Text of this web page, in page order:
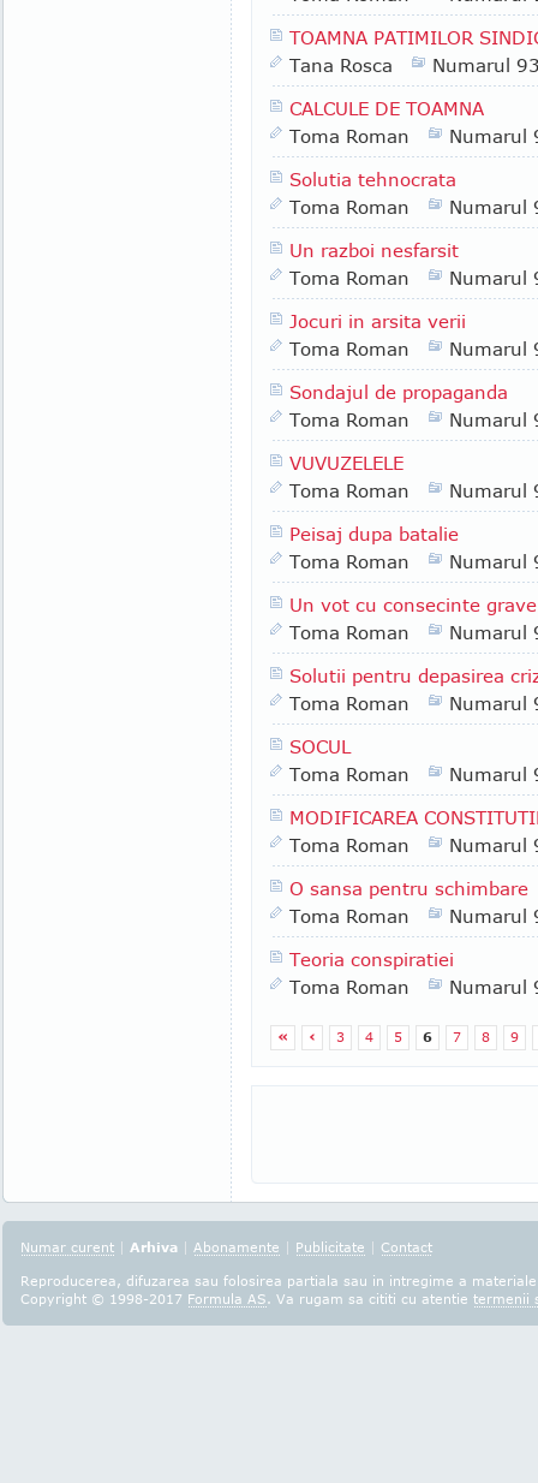
TOAMNA PATIMILOR
Tana Rosca
Numarul
CALCULE DE TOAMNA
Toma Roman
Numarul
Solutia tehnocrata
Toma Roman
Numarul
Un razboi nesfarsit
Toma Roman
Numarul
Jocuri in arsita verii
Toma Roman
Numarul
Sondajul de propaganda
Toma Roman
Numarul
VUVUZELELE
Toma Roman
Numarul
Peisaj dupa batalie
Toma Roman
Numarul
Un vot cu consecinte grave
Toma Roman
Numarul
Solutii pentru depasirea
Toma Roman
Numarul
SOCUL
Toma Roman
Numarul
MODIFICAREA
Toma Roman
Numarul
O sansa pentru schimbare
Toma Roman
Numarul
Teoria conspiratiei
Toma Roman
Numarul
« ‹ 3 4 5 6 7 8 9
Numar curent | Arhiva | Abonamente | Publicitate | Contact
Reproducerea, difuzarea sau folosirea partiala sau in intregime a
Copyright © 1998-2017 Formula AS. Va rugam sa cititi cu atentie termenii